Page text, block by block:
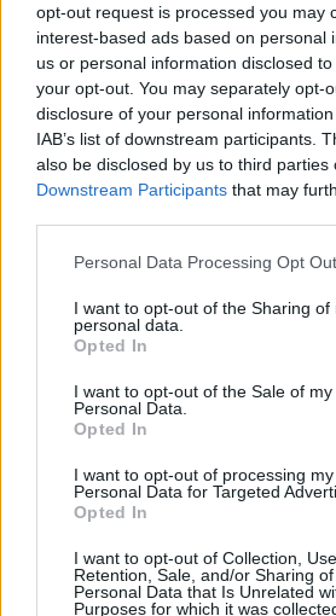
opt-out request is processed you may
interest-based ads based on personal
us or personal information disclosed
your opt-out. You may separately opt-
disclosure of your personal
IAB’s list of downstream participants.
also be disclosed by us to third parties
Downstream Participants that may
Please note that this website/app uses
not limited to your visit or usage
grant or deny consent to Google and
use your data for below specified
consent section.
Personal Data Processing Opt
I want to opt-out of the Sharing of
personal data.
Opted In
I want to opt-out of the Sale of my
Personal Data.
Opted In
I want to opt-out of processing my
Personal Data for Targeted
Opted In
I want to opt-out of Collection, Use,
Retention, Sale, and/or Sharing
Personal Data that Is Unrelated
Purposes for which it was